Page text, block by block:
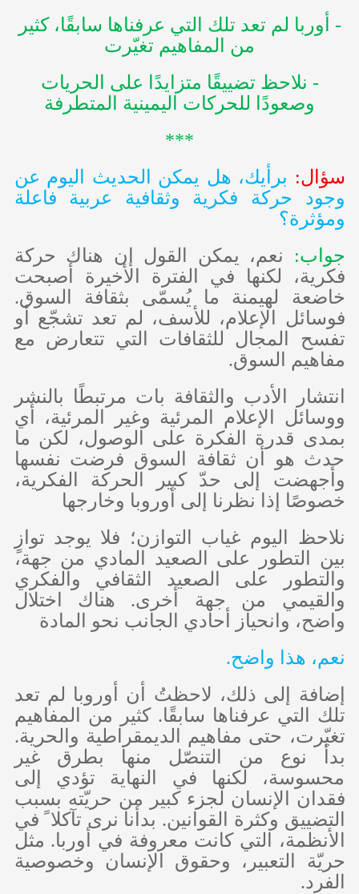
- أوربا لم تعد تلك التي عرفناها سابقًا، كثير
من المفاهيم تغيّرت
- نلاحظ تضييقًا متزايدًا على الحريات
وصعودًا للحركات اليمينية المتطرفة
***
سؤال: برأيك، هل يمكن الحديث اليوم عن
وجود حركة فكرية وثقافية عربية فاعلة
ومؤثرة؟
جواب: نعم، يمكن القول إن هناك حركة
فكرية، لكنها في الفترة الأخيرة أصبحت
خاضعة لهيمنة ما يُسمّى بثقافة السوق.
فوسائل الإعلام، للأسف، لم تعد تشجّع أو
تفسح المجال للثقافات التي تتعارض مع
مفاهيم السوق.
انتشار الأدب والثقافة بات مرتبطًا بالنشر
ووسائل الإعلام المرئية وغير المرئية، أي
بمدى قدرة الفكرة على الوصول، لكن ما
حدث هو أن ثقافة السوق فرضت نفسها
وأجهضت إلى حدّ كبير الحركة الفكرية،
خصوصًا إذا نظرنا إلى أوروبا وخارجها
نلاحظ اليوم غياب التوازن؛ فلا يوجد توازٍ
بين التطور على الصعيد المادي من جهة،
والتطور على الصعيد الثقافي والفكري
والقيمي من جهة أخرى. هناك اختلال
واضح، وانحياز أحادي الجانب نحو المادة
نعم، هذا واضح.
إضافة إلى ذلك، لاحظتُ أن أوروبا لم تعد
تلك التي عرفناها سابقًا. كثير من المفاهيم
تغيّرت، حتى مفاهيم الديمقراطية والحرية.
بدأ نوع من التنصّل منها بطرق غير
محسوسة، لكنها في النهاية تؤدي إلى
فقدان الإنسان لجزء كبير من حريّته بسبب
التضييق وكثرة القوانين. بدأنا نرى تآكلا ً في
الأنظمة، التي كانت معروفة في أوربا. مثل
حريّة التعبير، وحقوق الإنسان وخصوصية
الفرد.